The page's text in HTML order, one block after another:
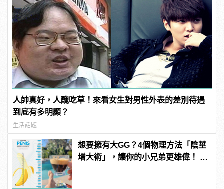
人帥真好，人醜吃草！來看女生對男性外表的差別待遇
到底有多明顯？
生活話題
想要擁有大GG？4個物理方法「陰莖
增大術」，讓你的小兄弟更雄偉！ |